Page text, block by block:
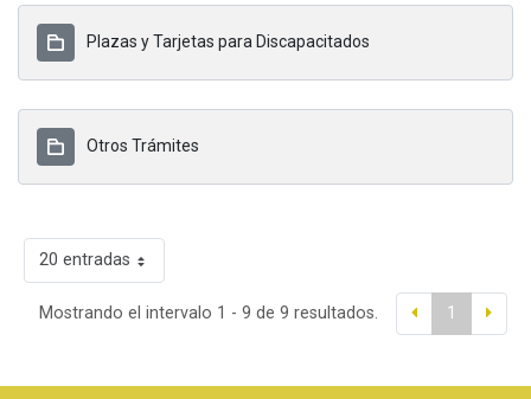
Plazas y Tarjetas para Discapacitados
Otros Trámites
20 entradas
Mostrando el intervalo 1 - 9 de 9 resultados. 1